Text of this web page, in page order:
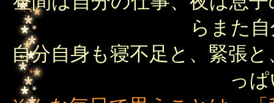
らまた
自分自身も寝不足と、緊張
っ